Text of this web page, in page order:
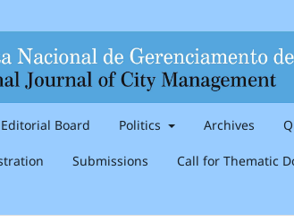
Editorial Board Politics Archives
Submissions Call for Thematic